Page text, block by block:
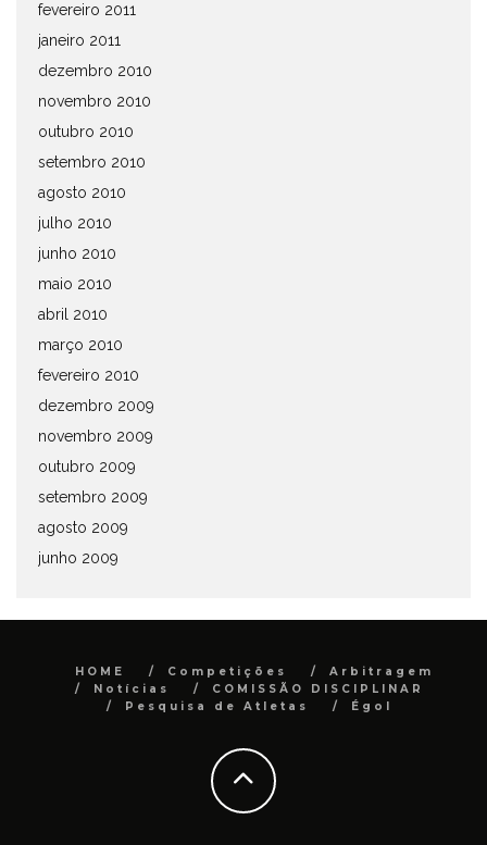
fevereiro 2011
janeiro 2011
dezembro 2010
novembro 2010
outubro 2010
setembro 2010
agosto 2010
julho 2010
junho 2010
maio 2010
abril 2010
março 2010
fevereiro 2010
dezembro 2009
novembro 2009
outubro 2009
setembro 2009
agosto 2009
junho 2009
HOME Competições
Arbitragem
Notícias
COMISSÃO DISCIPLINAR
Pesquisa de Atletas
Égol